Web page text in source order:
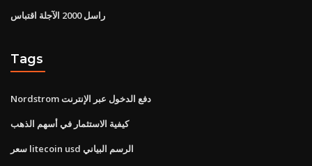
راسل 2000 الآجلة اقتباس
Tags
Nordstrom دفع الدخول عبر الإنترنت
كيفية الاستثمار في أسهم الذهب
سعر litecoin usd الرسم البياني